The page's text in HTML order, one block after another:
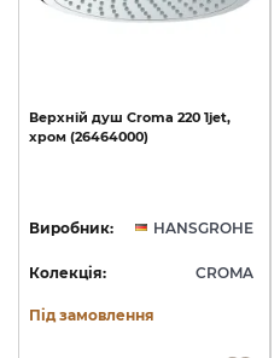
Верхній душ Croma 220 1jet,
хром (26464000)
Виробник: HANSGROHE
Колекція: CROMA
Під замовлення